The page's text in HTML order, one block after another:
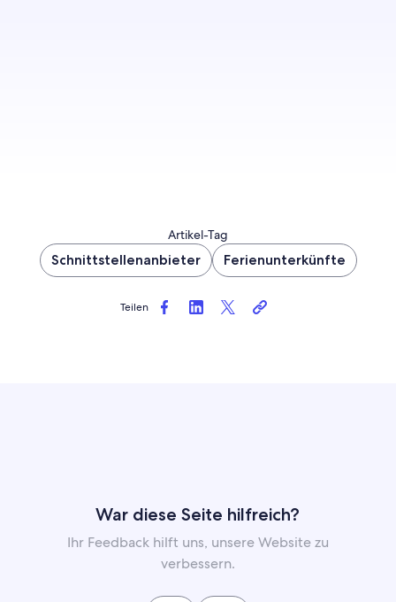
Artikel-Tag
Schnittstellenanbieter Ferienunterkünfte
Teilen
War diese Seite hilfreich?
Ihr Feedback hilft uns, unsere Website zu
verbessern.